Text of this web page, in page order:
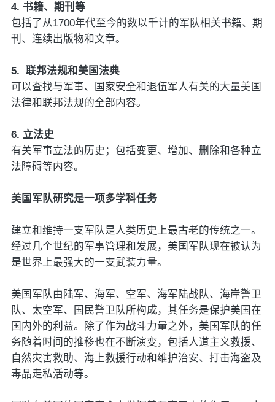
4. 书籍、期刊等
包括了从1700年代至今的数以千计的军队相关书籍、期
刊、连续出版物和文章。
5. 联邦法规和美国法典
可以查找与军事、国家安全和退伍军人有关的大量美国
法律和联邦法规的全部内容。
6. 立法史
有关军事立法的历史；包括变更、增加、删除和各种立
法障碍等内容。
美国军队研究是一项多学科任务
建立和维持一支军队是人类历史上最古老的传统之一。
经过几个世纪的军事管理和发展，美国军队现在被认为
是世界上最强大的一支武装力量。
美国军队由陆军、海军、空军、海军陆战队、海岸警卫
队、太空军、国民警卫队所构成，其任务是保护美国在
国内外的利益。除了作为战斗力量之外，美国军队的任
务随着时间的推移也在不断演变，包括人道主义救援、
自然灾害救助、海上救援行动和维护治安、打击海盗及
毒品走私活动等。